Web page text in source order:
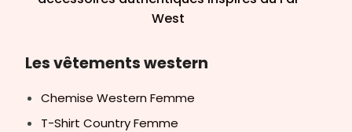
West
Les vêtements western
Chemise Western Femme
T-Shirt Country Femme